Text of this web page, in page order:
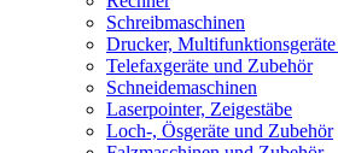
Schreibmaschinen
Drucker,
Telefaxgeräte und Zubehör
Schneidemaschinen
Laserpointer, Zeigestäbe
Loch-, Ösgeräte und Zubehör